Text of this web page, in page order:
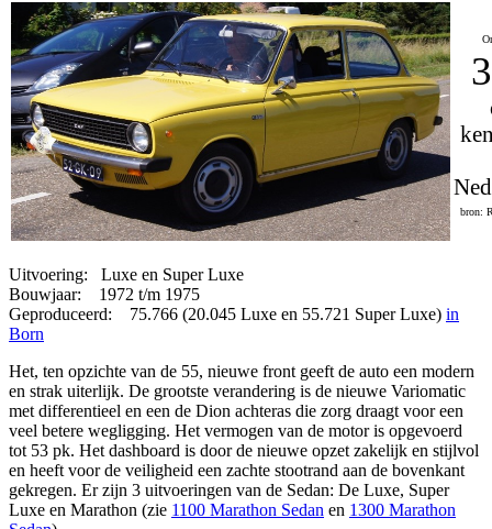
bron:
Uitvoering: Luxe en Super Luxe
Bouwjaar: 1972 t/m 1975
Geproduceerd: 75.766 (20.045 Luxe en 55.721 Super Luxe) in
Born
Het, ten opzichte van de 55, nieuwe front geeft de auto een modern
en strak uiterlijk. De grootste verandering is de nieuwe Variomatic
met differentieel en een de Dion achteras die zorg draagt voor een
veel betere wegligging. Het vermogen van de motor is opgevoerd
tot 53 pk. Het dashboard is door de nieuwe opzet zakelijk en stijlvol
en heeft voor de veiligheid een zachte stootrand aan de bovenkant
gekregen. Er zijn 3 uitvoeringen van de Sedan: De Luxe, Super
Luxe en Marathon (zie 1100 Marathon Sedan en 1300 Marathon